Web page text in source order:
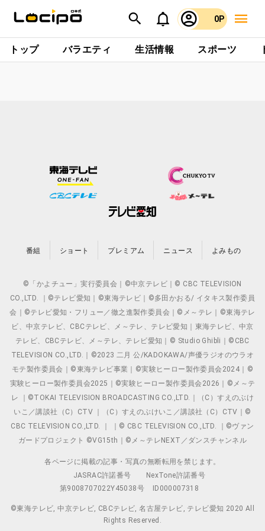
0P
トップ バラエティ 生活情報 スポーツ
番組 ショート プレミアム ニュース よみもの
©「かよチュー」実行委員会｜©中京テレビ｜© CBC TELEVISION
CO.,LTD. ｜©テレビ愛知｜©東海テレビ｜©多田かおる/ イタキス製作委員
会｜©テレビ愛知・フリュー／徹之進製作委員会｜©メ～テレ｜©東海テレ
ビ、中京テレビ、CBCテレビ、メ～テレ、テレビ愛知｜東海テレビ、中京
テレビ、CBCテレビ、メ～テレ、テレビ愛知｜© Studio Ghibli｜©CBC
TELEVISION CO.,LTD.｜©2023 二月 公/KADOKAWA/声優ラジオのウラオ
モテ製作委員会｜©東海テレビ事業｜©実験ヒーロー製作委員会2024｜©
実験ヒーロー製作委員会2025｜©実験ヒーロー製作委員会2026｜©メ～テ
レ ｜©TOKAI TELEVISION BROADCASTING CO.,LTD.｜（C）すえのぶけ
いこ／講談社（C）CTV ｜（C）すえのぶけいこ／講談社（C）CTV｜©
CBC TELEVISION CO.,LTD. ｜ ｜© CBC TELEVISION CO.,LTD. ｜©ヴァン
ガードプロジェクト ©VG15th｜©メ～テレNEXT／ダンスチャンネル
各ページに掲載の記事・写真の無断転用を禁じます。
JASRAC許諾番号
NexTone許諾番号
第9008707022Y45038号
ID000007318
©東海テレビ, 中京テレビ, CBCテレビ, 名古屋テレビ, テレビ愛知 2020 All
Rights Reserved.